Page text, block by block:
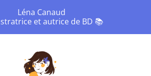
Léna Canaud
et autrice de BD 📚